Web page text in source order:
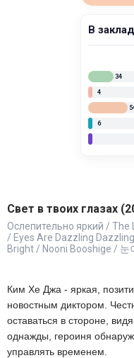
В
34
4
6
Свет в твоих глазах
Ослепительно яркий / The
/ Eyes Are Dazzling
Bright / Nooni Booshige / 눈
Ким Хе Джа - яркая,
новостным диктором.
оставаться в стороне,
однажды, героиня
управлять временем.